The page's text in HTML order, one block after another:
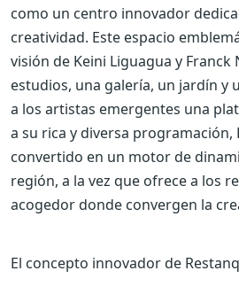
como un centro innovador
creatividad. Este espacio
visión de Keini Liguagua y Franck
estudios, una galería, un jardín y
a los artistas emergentes una
a su rica y diversa programación,
convertido en un motor de
región, a la vez que ofrece a los
acogedor donde convergen la
El concepto innovador de